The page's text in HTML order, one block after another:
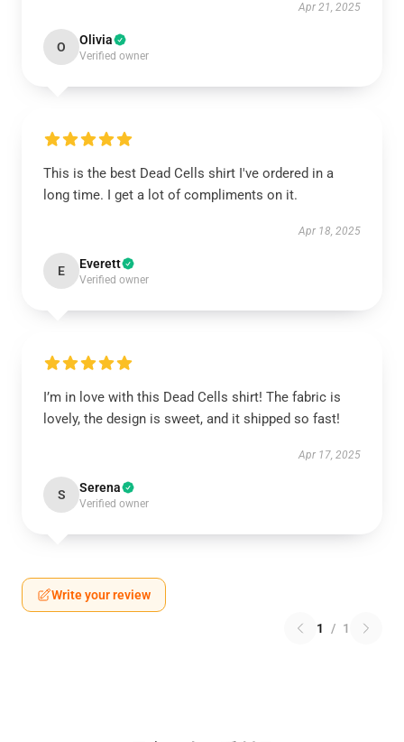
Apr 21, 2025
O Olivia
Verified owner
This is the best Dead Cells shirt I've ordered in a
long time. I get a lot of compliments on it.
Apr 18, 2025
E Everett
Verified owner
I’m in love with this Dead Cells shirt! The fabric is
lovely, the design is sweet, and it shipped so fast!
Apr 17, 2025
S Serena
Verified owner
Write your review
1 / 1